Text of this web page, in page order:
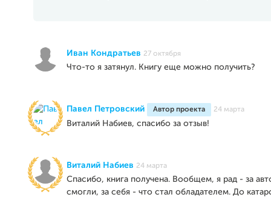
Иван Кондратьев 27 октября
Что-то я затянул. Книгу еще можно получить?
Павел Петровский Автор проекта 24 марта
Виталий Набиев, спасибо за отзыв!
Виталий Набиев 24 марта
Спасибо, книга получена. Вообщем, я рад - за
смогли, за себя - что стал обладателем. До